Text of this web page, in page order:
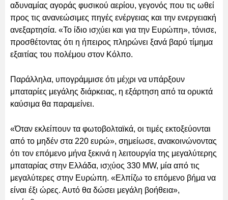
αδυναμίας αγοράς φυσικού αερίου, γεγονός που τις ωθεί
προς τις ανανεώσιμες πηγές ενέργειας και την ενεργειακή
ανεξαρτησία. «Το ίδιο ισχύει και για την Ευρώπη», τόνισε,
προσθέτοντας ότι η ήπειρος πληρώνει ξανά βαρύ τίμημα
εξαιτίας του πολέμου στον Κόλπο.
Παράλληλα, υπογράμμισε ότι μέχρι να υπάρξουν
μπαταρίες μεγάλης διάρκειας, η εξάρτηση από τα ορυκτά
καύσιμα θα παραμείνει.
«Όταν εκλείπουν τα φωτοβολταϊκά, οι τιμές εκτοξεύονται
από το μηδέν στα 220 ευρώ», σημείωσε, ανακοινώνοντας
ότι τον επόμενο μήνα ξεκινά η λειτουργία της μεγαλύτερης
μπαταρίας στην Ελλάδα, ισχύος 330 MW, μία από τις
μεγαλύτερες στην Ευρώπη. «Ελπίζω το επόμενο βήμα να
είναι έξι ώρες. Αυτό θα δώσει μεγάλη βοήθεια»,